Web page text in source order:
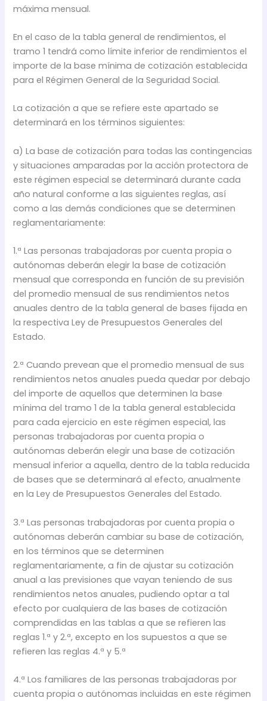
máxima mensual.
En el caso de la tabla general de rendimientos, el
tramo 1 tendrá como límite inferior de rendimientos el
importe de la base mínima de cotización establecida
para el Régimen General de la Seguridad Social.
La cotización a que se refiere este apartado se
determinará en los términos siguientes:
a) La base de cotización para todas las contingencias
y situaciones amparadas por la acción protectora de
este régimen especial se determinará durante cada
año natural conforme a las siguientes reglas, así
como a las demás condiciones que se determinen
reglamentariamente:
1.ª Las personas trabajadoras por cuenta propia o
autónomas deberán elegir la base de cotización
mensual que corresponda en función de su previsión
del promedio mensual de sus rendimientos netos
anuales dentro de la tabla general de bases fijada en
la respectiva Ley de Presupuestos Generales del
Estado.
2.ª Cuando prevean que el promedio mensual de sus
rendimientos netos anuales pueda quedar por debajo
del importe de aquellos que determinen la base
mínima del tramo 1 de la tabla general establecida
para cada ejercicio en este régimen especial, las
personas trabajadoras por cuenta propia o
autónomas deberán elegir una base de cotización
mensual inferior a aquella, dentro de la tabla reducida
de bases que se determinará al efecto, anualmente
en la Ley de Presupuestos Generales del Estado.
3.ª Las personas trabajadoras por cuenta propia o
autónomas deberán cambiar su base de cotización,
en los términos que se determinen
reglamentariamente, a fin de ajustar su cotización
anual a las previsiones que vayan teniendo de sus
rendimientos netos anuales, pudiendo optar a tal
efecto por cualquiera de las bases de cotización
comprendidas en las tablas a que se refieren las
reglas 1.ª y 2.ª, excepto en los supuestos a que se
refieren las reglas 4.ª y 5.ª
4.ª Los familiares de las personas trabajadoras por
cuenta propia o autónomas incluidas en este régimen